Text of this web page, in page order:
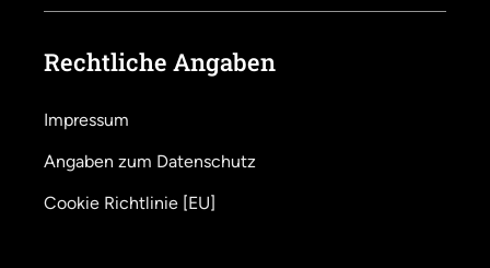
Rechtliche Angaben
Impressum
Angaben zum Datenschutz
Cookie Richtlinie [EU]